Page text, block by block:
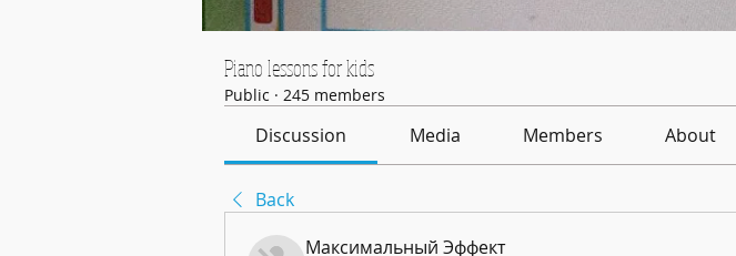
Piano lessons for kids
Public · 245 members
Discussion Media Members About
Back
Максимальный Эффект